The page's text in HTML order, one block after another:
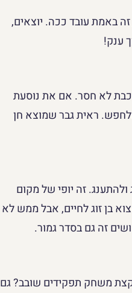
באמת עובד ככה. יוצאים,
ענק!
לא חסר. אם את נוסעת
ראית גבר שמוצא חן
זה יופי של מקום
בן זוג לחיים, אבל ממש לא
זה גם בסדר גמור.
משחק תפקידים שובב? גם